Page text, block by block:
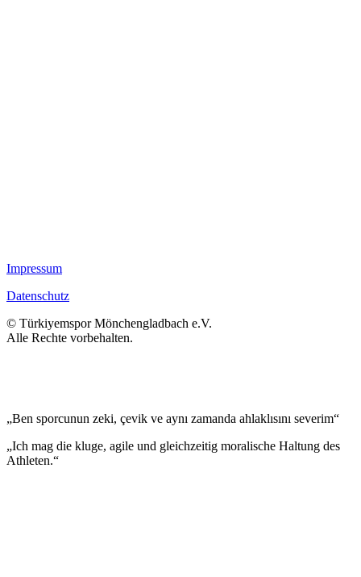
Impressum
Datenschutz
© Türkiyemspor Mönchengladbach e.V.
Alle Rechte vorbehalten.
„Ben sporcunun zeki, çevik ve aynı zamanda ahlaklısını severim“
„Ich mag die kluge, agile und gleichzeitig moralische Haltung des
Athleten.“